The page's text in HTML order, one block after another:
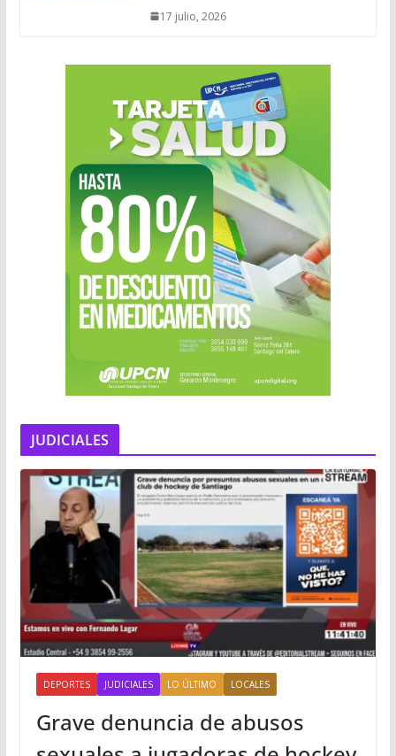
17 julio, 2026
JUDICIALES
DEPORTES JUDICIALES LO ÚLTIMO LOCALES
Grave denuncia de abusos